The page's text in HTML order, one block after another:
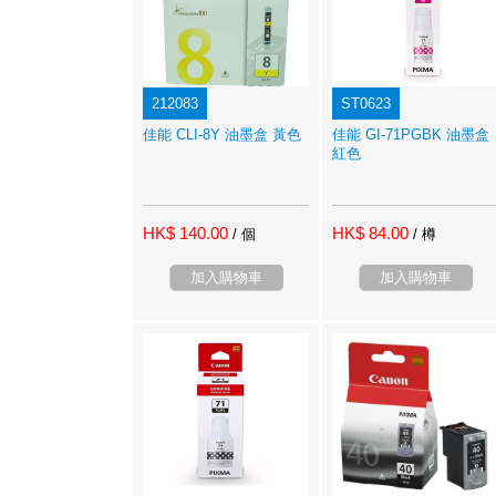
212083
佳能 CLI-8Y 油墨盒 黃色
HK$ 140.00 / 個
加入購物車
ST0623
佳能 GI-71PGBK 油墨盒
紅色
HK$ 84.00 / 樽
加入購物車